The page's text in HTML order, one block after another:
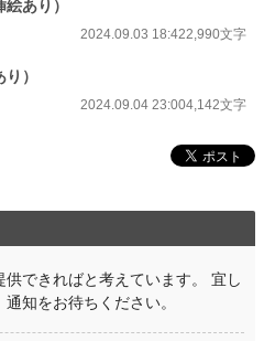
あり）
2024.09.03 18:422,990文字
）
2024.09.04 23:004,142文字
できればと考えています。 宜し
知をお待ちください。